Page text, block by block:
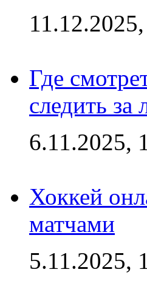
Где
следить
6.11.2025,
Хоккей
матчами
5.11.2025,